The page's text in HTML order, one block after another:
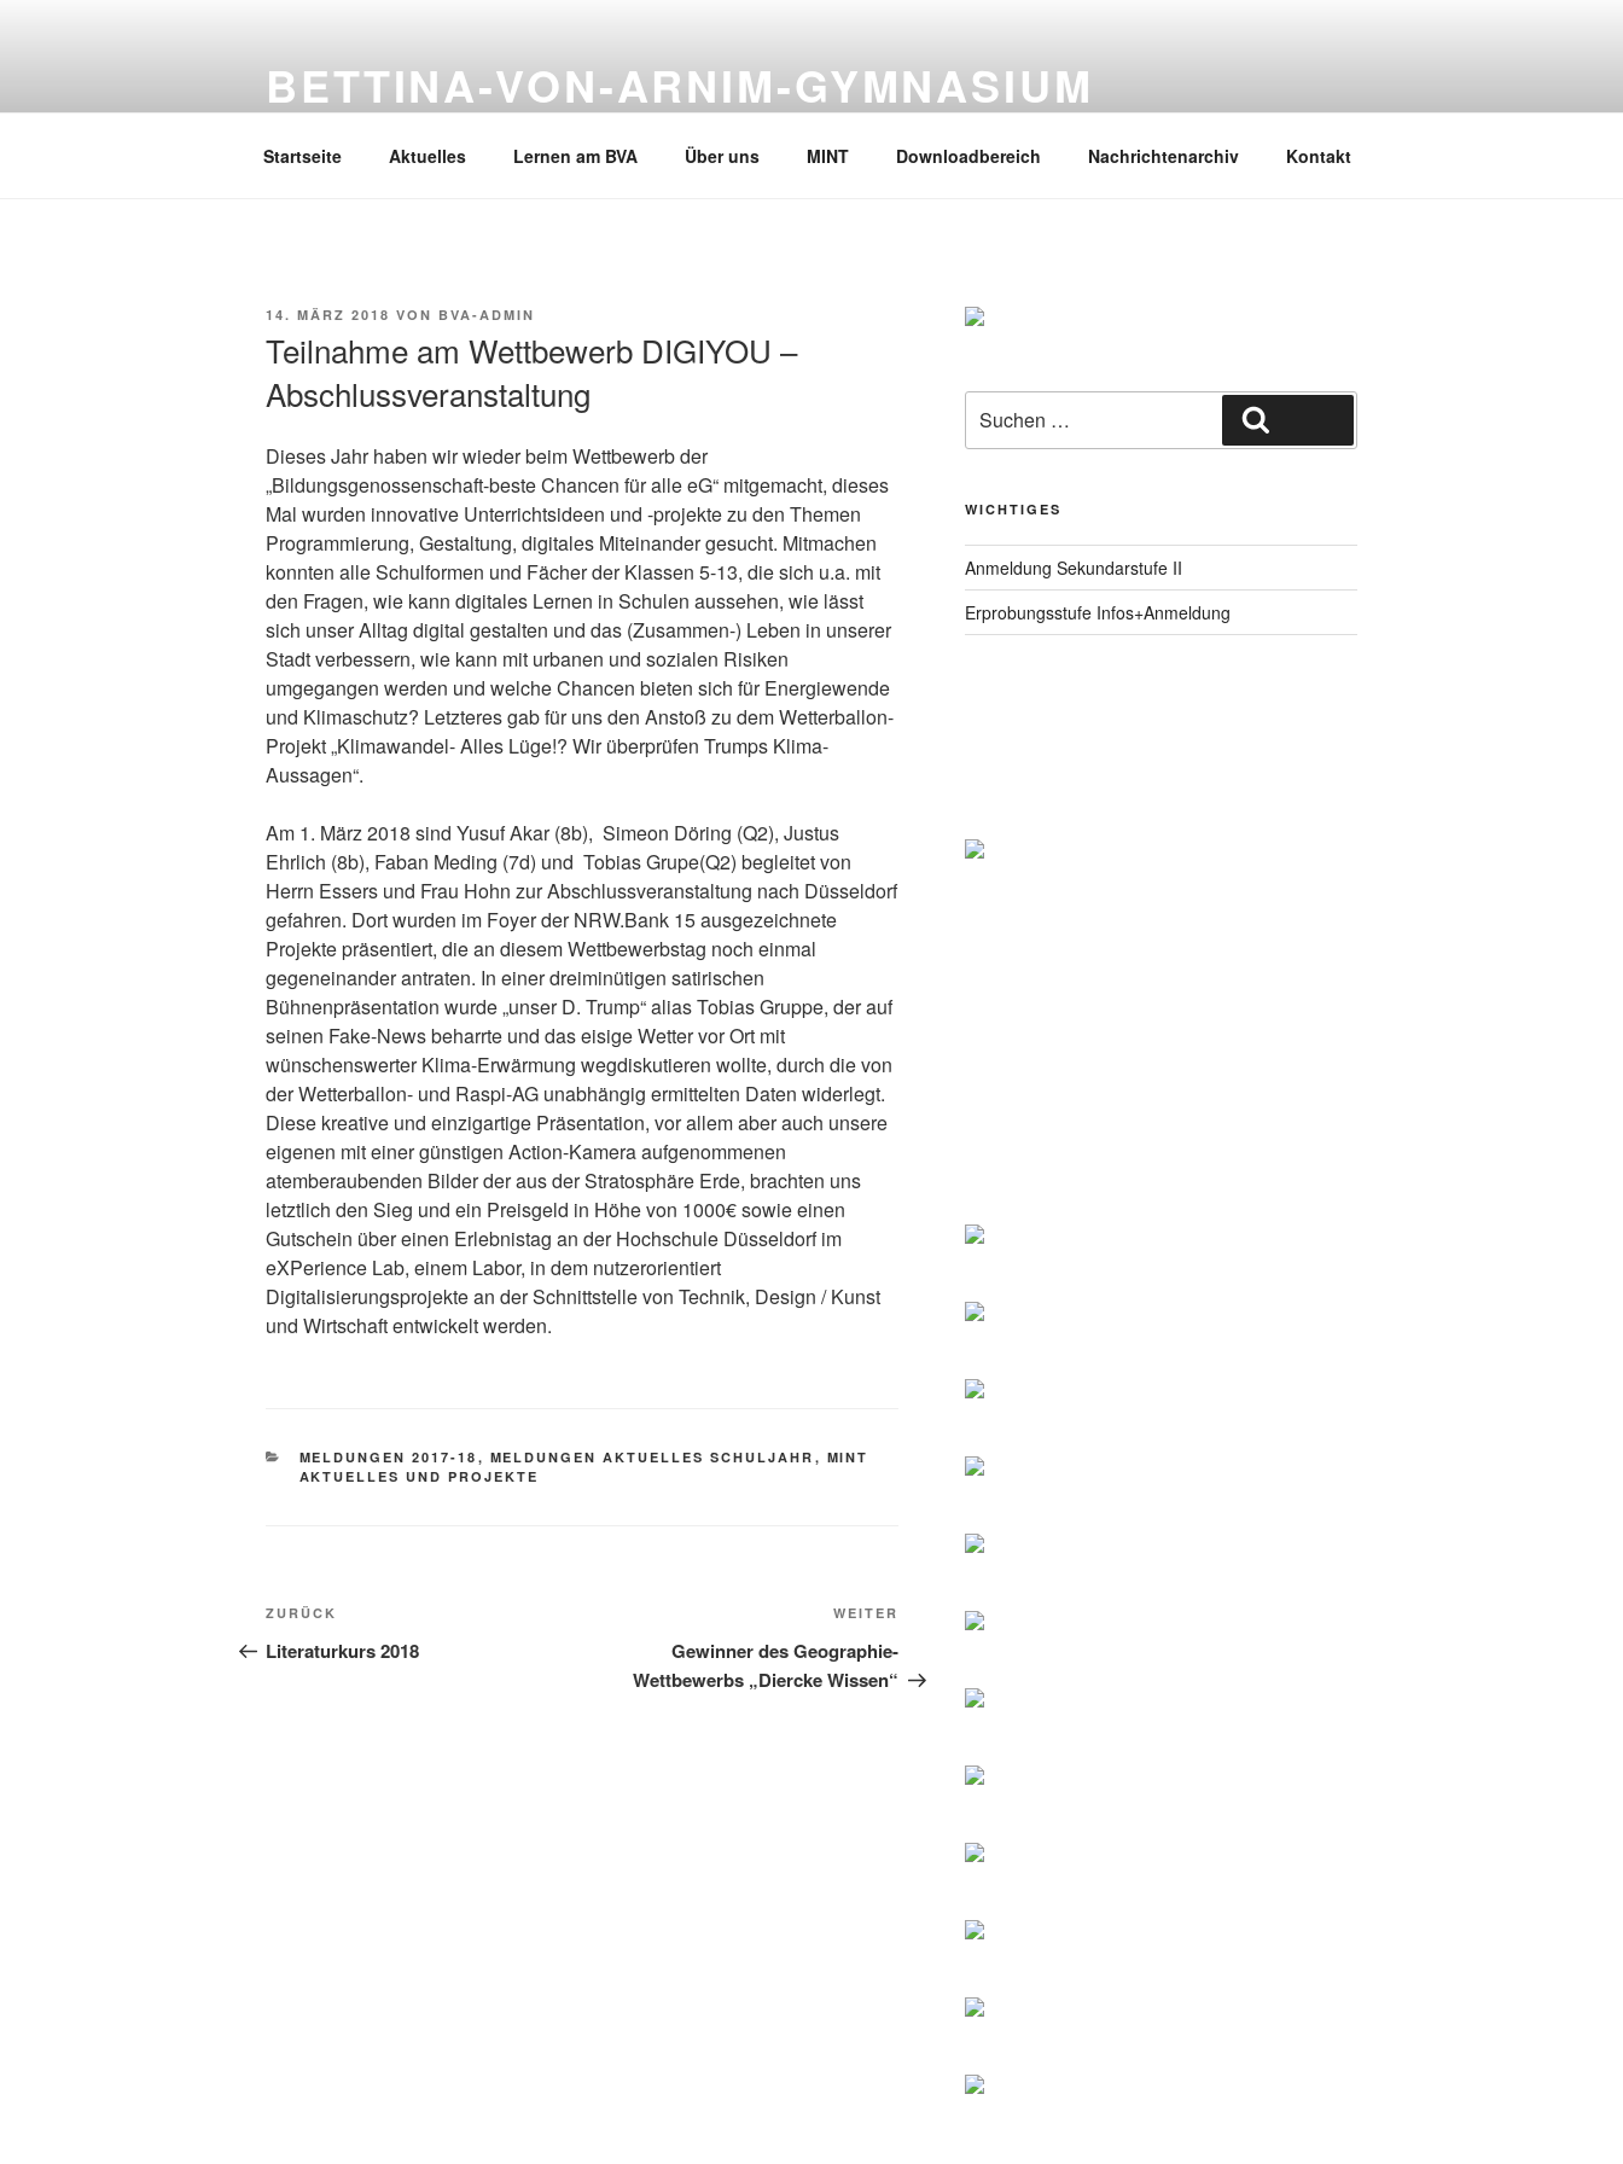
BETTINA-VON-ARNIM-GYMNASIUM
Startseite Aktuelles Lernen am BVA Über uns MINT Downloadbereich Nachrichtenarchiv Kontakt
VERÖFFENTLICHT
14. MÄRZ 2018 VON BVA-ADMIN
Teilnahme am Wettbewerb DIGIYOU –
Abschlussveranstaltung
Dieses Jahr haben wir wieder beim Wettbewerb der
„Bildungsgenossenschaft-beste Chancen für alle eG“ mitgemacht, dieses
Mal wurden innovative Unterrichtsideen und -projekte zu den Themen
Programmierung, Gestaltung, digitales Miteinander gesucht. Mitmachen
konnten alle Schulformen und Fächer der Klassen 5-13, die sich u.a. mit
den Fragen, wie kann digitales Lernen in Schulen aussehen, wie lässt
sich unser Alltag digital gestalten und das (Zusammen-) Leben in unserer
Stadt verbessern, wie kann mit urbanen und sozialen Risiken
umgegangen werden und welche Chancen bieten sich für Energiewende
und Klimaschutz? Letzteres gab für uns den Anstoß zu dem Wetterballon-
Projekt „Klimawandel- Alles Lüge!? Wir überprüfen Trumps Klima-
Aussagen“.
Am 1. März 2018 sind Yusuf Akar (8b), Simeon Döring (Q2), Justus
Ehrlich (8b), Faban Meding (7d) und Tobias Grupe(Q2) begleitet von
Herrn Essers und Frau Hohn zur Abschlussveranstaltung nach Düsseldorf
gefahren. Dort wurden im Foyer der NRW.Bank 15 ausgezeichnete
Projekte präsentiert, die an diesem Wettbewerbstag noch einmal
gegeneinander antraten. In einer dreiminütigen satirischen
Bühnenpräsentation wurde „unser D. Trump“ alias Tobias Gruppe, der auf
seinen Fake-News beharrte und das eisige Wetter vor Ort mit
wünschenswerter Klima-Erwärmung wegdiskutieren wollte, durch die von
der Wetterballon- und Raspi-AG unabhängig ermittelten Daten widerlegt.
Diese kreative und einzigartige Präsentation, vor allem aber auch unsere
eigenen mit einer günstigen Action-Kamera aufgenommenen
atemberaubenden Bilder der aus der Stratosphäre Erde, brachten uns
letztlich den Sieg und ein Preisgeld in Höhe von 1000€ sowie einen
Gutschein über einen Erlebnistag an der Hochschule Düsseldorf im
eXPerience Lab, einem Labor, in dem nutzerorientiert
Digitalisierungsprojekte an der Schnittstelle von Technik, Design / Kunst
und Wirtschaft entwickelt werden.
KATEGORIEN
MELDUNGEN 2017-18 , MELDUNGEN AKTUELLES SCHULJAHR , MINT
AKTUELLES UND PROJEKTE
Beitragsnavigation
Vorheriger
Beitrag
ZURÜCK
Literaturkurs 2018
Nächster
Beitrag
WEITER
Gewinner des Geographie-
Wettbewerbs „Diercke Wissen“
nach:
WICHTIGES
Anmeldung Sekundarstufe II
Erprobungsstufe Infos+Anmeldung